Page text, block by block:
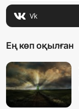
Vk
Ең көп оқылған